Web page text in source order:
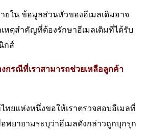
ยใน ข้อมูลส่วนหัวของอีเมลเดิมอาจ
หตุสำคัญที่ต้องรักษาอีเมลเดิมที่ได้รับ
กส์
งกรณีที่เราสามารถช่วยเหลือลูกค้า
ทยแห่งหนึ่งขอให้เราตรวจสอบอีเมลที่
พยายามระบุว่าอีเมลดังกล่าวถูกบุกรุก